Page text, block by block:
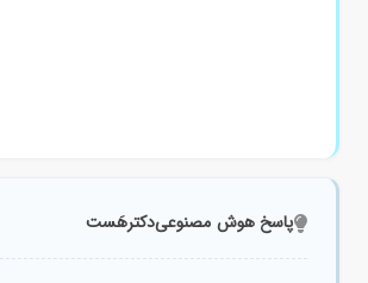
پاسخ هوش مصنوعیدکترهَست